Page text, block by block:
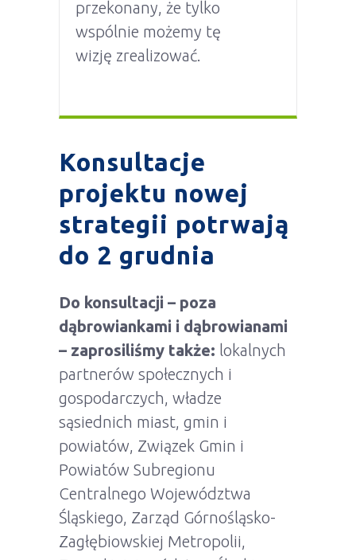
przekonany, że tylko
wspólnie możemy tę
wizję zrealizować.
Konsultacje
projektu nowej
strategii potrwają
do 2 grudnia
Do konsultacji – poza
dąbrowiankami i dąbrowianami
– zaprosiliśmy także: lokalnych
partnerów społecznych i
gospodarczych, władze
sąsiednich miast, gmin i
powiatów, Związek Gmin i
Powiatów Subregionu
Centralnego Województwa
Śląskiego, Zarząd Górnośląsko-
Zagłębiowskiej Metropolii,